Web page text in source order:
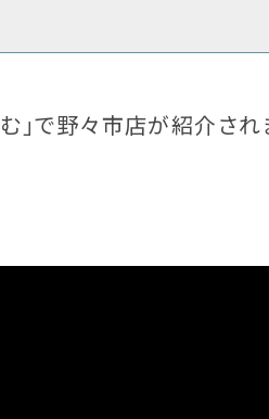
CSR-社会活動 群
」で野々市店が紹介され